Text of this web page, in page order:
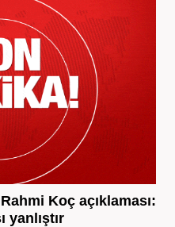
Koç açıklaması:
yanlıştır